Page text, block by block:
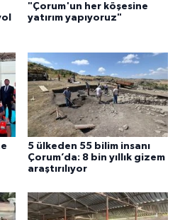
"Çorum'un her köşesine
yatırım yapıyoruz"
5 ülkeden 55 bilim insanı
Çorum’da: 8 bin yıllık gizem
araştırılıyor